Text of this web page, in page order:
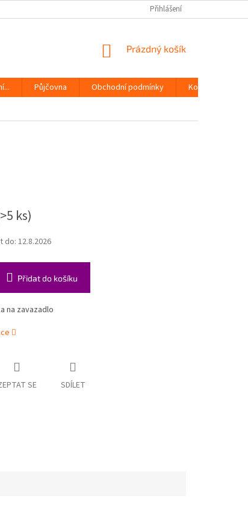
Přihlášení
NÁKUPNÍ
Prázdný košík
Půjčovna Obchodní podmínky
Kontakty
ks)
do: 12.8.2026
Přidat do košíku
na zavazadlo
SE SDÍLET